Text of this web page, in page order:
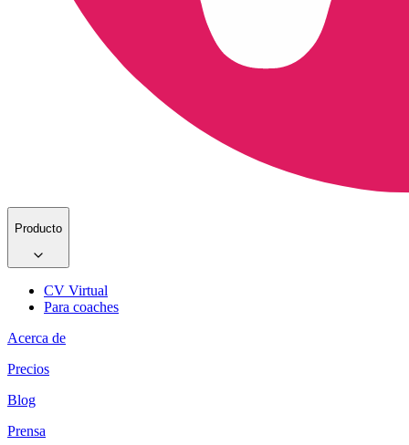
Producto
CV Virtual
Para coaches
Acerca de
Precios
Blog
Prensa